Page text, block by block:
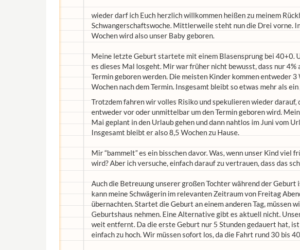
wieder darf ich Euch herzlich willkommen heißen zu meinem
Schwangerschaftswoche. Mittlerweile steht nun die Drei vorne.
Wochen wird also unser Baby geboren.
Meine letzte Geburt startete mit einem Blasensprung bei 40+0.
es dieses Mal losgeht. Mir war früher nicht bewusst, dass nur
Termin geboren werden. Die meisten Kinder kommen entweder 3
Wochen nach dem Termin. Insgesamt bleibt so etwas mehr als
Trotzdem fahren wir volles Risiko und spekulieren wieder darauf,
entweder vor oder unmittelbar um den Termin geboren wird.
Mai geplant in den Urlaub gehen und dann nahtlos im Juni vom
Insgesamt bleibt er also 8,5 Wochen zu Hause.
Mir “bammelt” es ein bisschen davor. Was, wenn unser Kind viel
wird? Aber ich versuche, einfach darauf zu vertrauen, dass das
Auch die Betreuung unserer großen Tochter während der Geburt
kann meine Schwägerin im relevanten Zeitraum von Freitag
übernachten. Startet die Geburt an einem anderen Tag, müssen
Geburtshaus nehmen. Eine Alternative gibt es aktuell nicht.
weit entfernt. Da die erste Geburt nur 5 Stunden gedauert hat, ist
einfach zu hoch. Wir müssen sofort los, da die Fahrt rund 30 bis